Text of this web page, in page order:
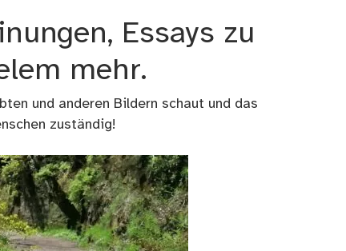
Essays zu
mehr.
und anderen Bildern schaut und das
zuständig!